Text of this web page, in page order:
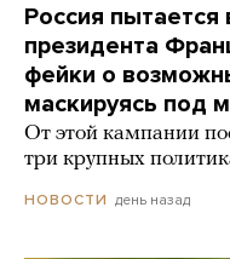
Россия
президента
фейки о
маскируясь под
От этой кампании
три крупных
НОВОСТИ день назад